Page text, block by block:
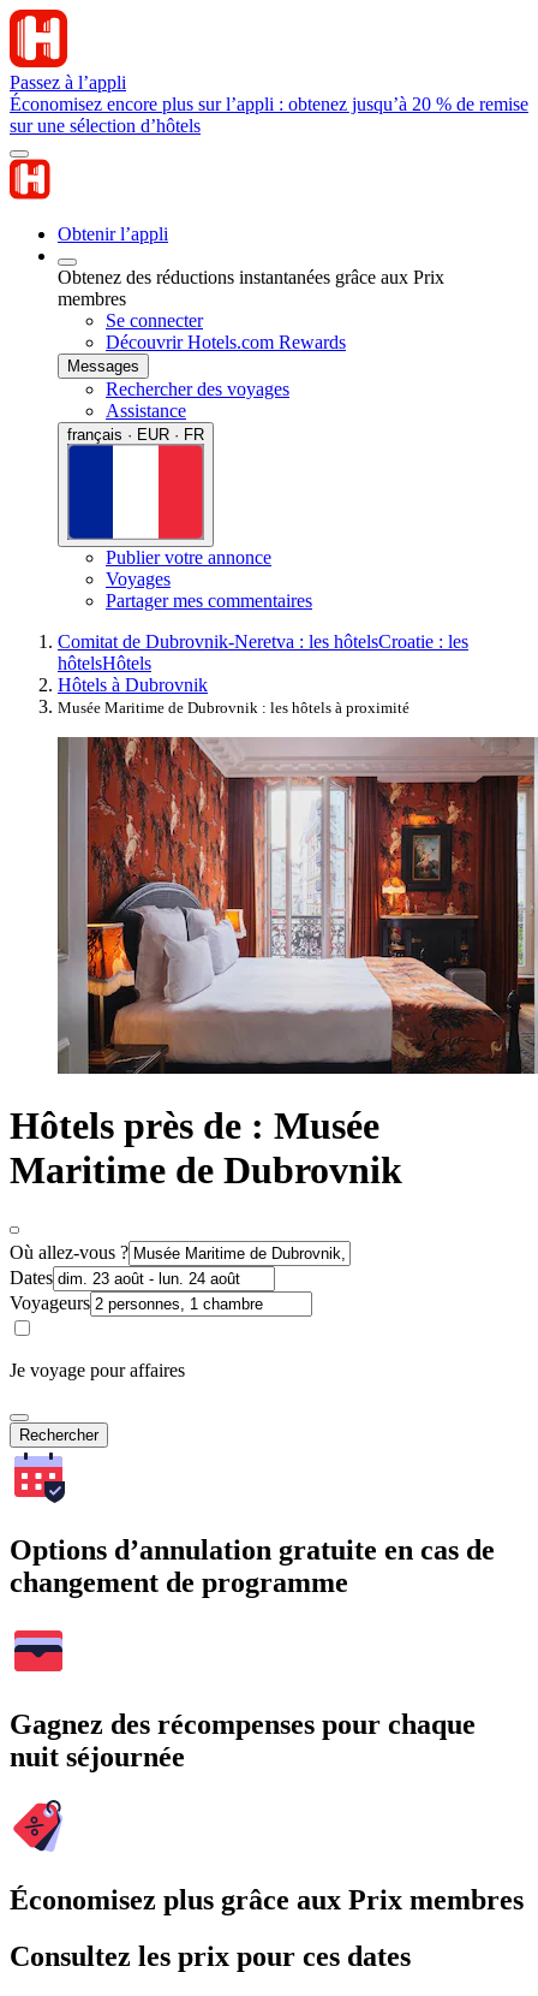
Passez à l’appli
Économisez encore plus sur l’appli : obtenez jusqu’à 20 % de remise
sur une sélection d’hôtels
Obtenir l’appli
Obtenez des réductions instantanées grâce aux Prix
membres
Se connecter
Découvrir Hotels.com Rewards
Messages
Rechercher des voyages
Assistance
français · EUR · FR
Publier votre annonce
Voyages
Partager mes commentaires
Comitat de Dubrovnik-Neretva : les hôtelsCroatie : les
hôtelsHôtels
Hôtels à Dubrovnik
Musée Maritime de Dubrovnik : les hôtels à proximité
Hôtels près de : Musée
Maritime de Dubrovnik
Où allez-vous ?
Dates
Voyageurs
Je voyage pour affaires
Rechercher
Options d’annulation gratuite en cas de
changement de programme
Gagnez des récompenses pour chaque
nuit séjournée
Économisez plus grâce aux Prix membres
Consultez les prix pour ces dates